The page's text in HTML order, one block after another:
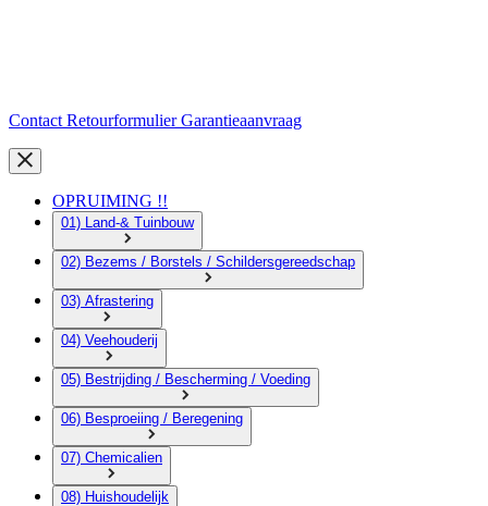
Contact RetourformulierGarantieaanvraag
OPRUIMING !!
01) Land-& Tuinbouw
02) Bezems / Borstels / Schildersgereedschap
03) Afrastering
04) Veehouderij
05) Bestrijding / Bescherming / Voeding
06) Besproeiing / Beregening
07) Chemicalien
08) Huishoudelijk